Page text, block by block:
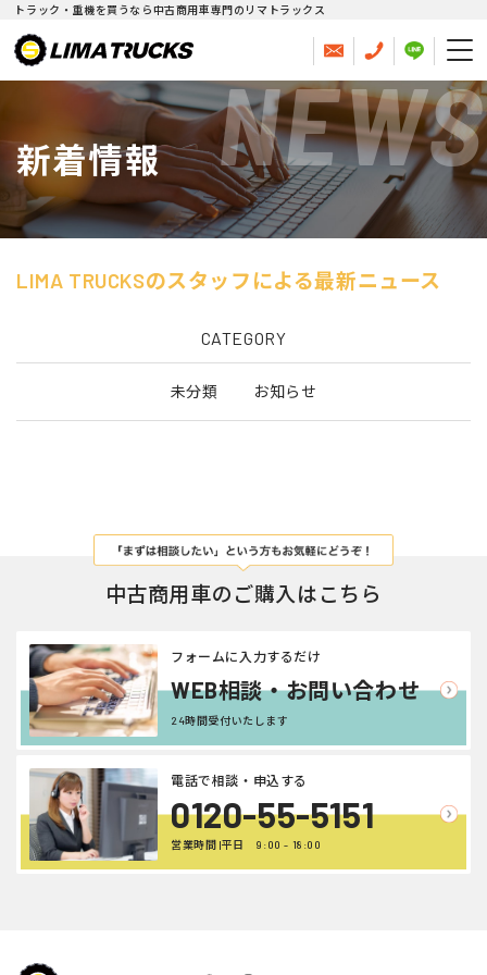
トラック・重機を買うなら中古商用車専門のリマトラックス
新着情報 NEWS
LIMA TRUCKSのスタッフによる最新ニュース
CATEGORY
未分類 お知らせ
中古商用車のご購入はこちら
WEB相談・お問い合わせ
フォームに入力するだけ
24時間受付いたします
0120-55-5151
電話で相談・申込する
営業時間 |平日 9:00 - 18:00